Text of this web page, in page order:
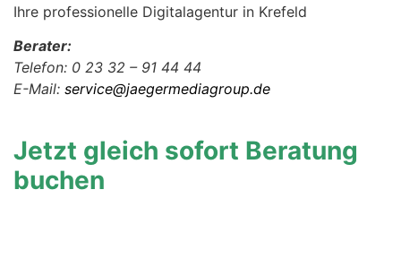
Ihre professionelle Digitalagentur in Krefeld
Berater:
Telefon: 0 23 32 – 91 44 44
E-Mail: service@jaegermediagroup.de
Jetzt gleich sofort Beratung
buchen